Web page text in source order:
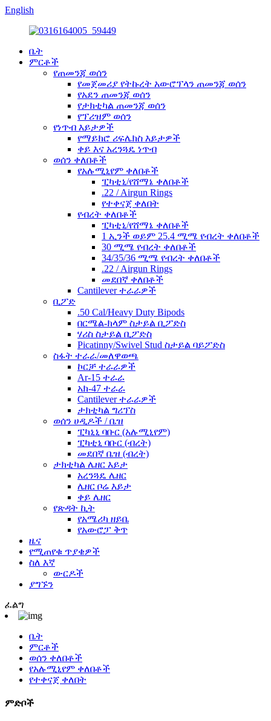
English
ቤት
ምርቶች
የጠመንጃ ወሰን
የመጀመሪያ የትኩረት አውሮፕላን ጠመንጃ ወሰን
የአደን ጠመንጃ ወሰን
የታክቲካል ጠመንጃ ወሰን
የፕሪዝም ወሰን
የነጥብ እይታዎች
የማይክሮ ሪፍሌክስ እይታዎች
ቀይ እና አረንጓዴ ነጥብ
ወሰን ቀለበቶች
የአሉሚኒየም ቀለበቶች
ፒካቲኒ/የሸማኔ ቀለበቶች
.22 / Airgun Rings
የተቀናጀ ቀለበት
የብረት ቀለበቶች
ፒካቲኒ/የሸማኔ ቀለበቶች
1 ኢንች ወይም 25.4 ሚሜ የብረት ቀለበቶች
30 ሚሜ የብረት ቀለበቶች
34/35/36 ሚሜ የብረት ቀለበቶች
.22 / Airgun Rings
መደበኛ ቀለበቶች
Cantilever ተራራዎች
ቢፖድ
.50 Cal/Heavy Duty Bipods
በርሜል-ክላም ስታይል ቢፖድስ
ሃሪስ ስታይል ቢፖድስ
Picatinny/Swivel Stud ስታይል ባይፖድስ
ስፋት ተራራ/መለዋወጫ
ኮርቻ ተራራዎች
Ar-15 ተራራ
አክ-47 ተራራ
Cantilever ተራራዎች
ታክቲካል ግሪፕስ
ወሰን ሀዲዶች / ቤዝ
ፒካኒኒ ባቡር (አሉሚኒየም)
ፒካቲኒ ባቡር (ብረት)
መደበኛ ቤዝ (ብረት)
ታክቲካል ሌዘር እይታ
አረንጓዴ ሌዘር
ሌዘር ቦሬ እይታ
ቀይ ሌዘር
የጽዳት ኪት
የአሜሪካ ዘይቤ
የአውሮፓ ቅጥ
ዜና
የሚጠየቁ ጥያቄዎች
ስለ እኛ
ውርዶች
ያግኙን
ፈልግ
ቤት
ምርቶች
ወሰን ቀለበቶች
የአሉሚኒየም ቀለበቶች
የተቀናጀ ቀለበት
ምድቦች